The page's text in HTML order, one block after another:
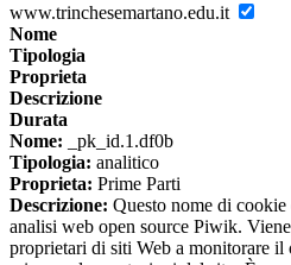
www.trinchesemartano.edu.it
Nome
Tipologia
Proprieta
Descrizione
Durata
Nome: _pk_id.1.df0b
Tipologia: analitico
Proprieta: Prime Parti
Descrizione: Questo nome di cookie
analisi web open source Piwik.
proprietari di siti Web a monitorare il